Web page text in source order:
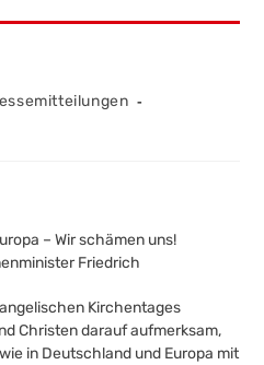
– Wir schämen uns!
Friedrich
Kirchentages
Christen darauf aufmerksam,
in Deutschland und Europa mit